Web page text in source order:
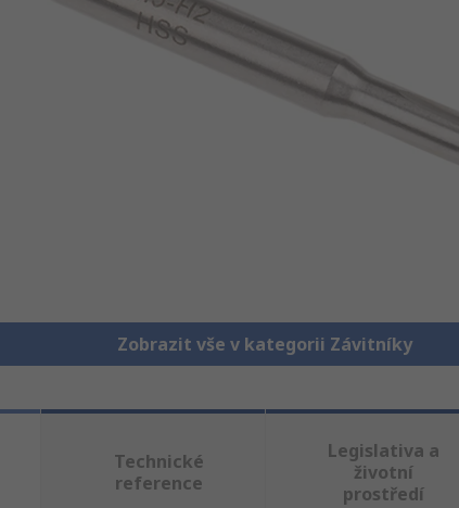
Zobrazit vše v kategorii Závitníky
Technické
reference
Legislativa a
životní
prostředí